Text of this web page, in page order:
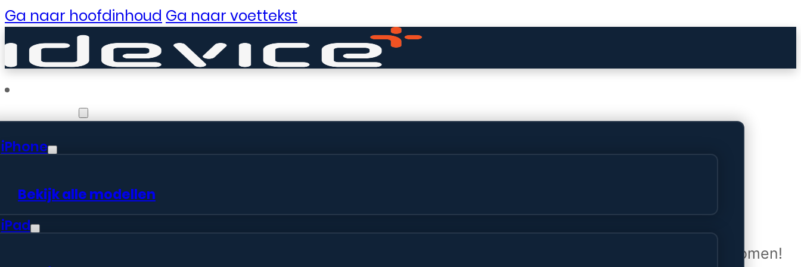
Ga naar hoofdinhoud Ga naar voettekst
iPhone
Bekijk alle modellen
iPad
Er zijn geweldige dingen in het verschiet
Er is iets moois in het vooruitzicht! Onze winkel wordt momenteel gebouwd en zal binnenkort online komen!